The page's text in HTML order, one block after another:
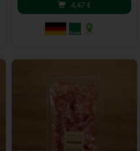
4,47 €